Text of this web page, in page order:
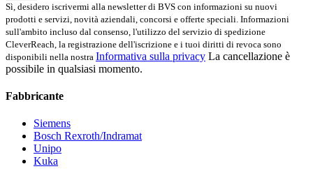
Sì, desidero iscrivermi alla newsletter di BVS con informazioni su nuovi
prodotti e servizi, novità aziendali, concorsi e offerte speciali. Informazioni
sull'ambito incluso dal consenso, l'utilizzo del servizio di spedizione
CleverReach, la registrazione dell'iscrizione e i tuoi diritti di revoca sono
disponibili nella nostra Informativa sulla privacy La cancellazione è
possibile in qualsiasi momento.
Fabbricante
Siemens
Bosch Rexroth/Indramat
Unipo
Kuka